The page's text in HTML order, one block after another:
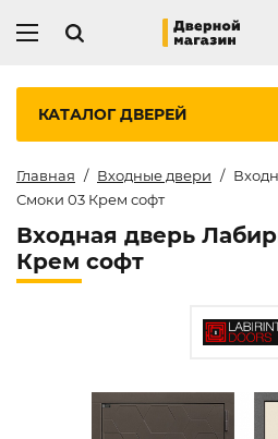
КАТАЛОГДВЕРЕЙ
Главная Входные двери
Смоки 03 Крем софт
Входная дверь
Крем софт